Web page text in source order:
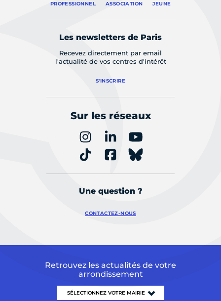
PROFESSIONNEL ASSOCIATION JEUNE
Les newsletters de Paris
Recevez directement par email
l'actualité de vos centres d'intérêt
S'INSCRIRE
Sur les réseaux
Une question ?
CONTACTEZ-NOUS
Retrouvez les actualités de votre
arrondissement